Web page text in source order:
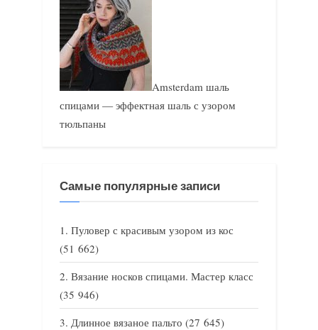
Amsterdam шаль
спицами — эффектная шаль с узором
тюльпаны
Самые популярные записи
Пуловер с красивым узором из кос
(51 662)
Вязание носков спицами. Мастер класс
(35 946)
Длинное вязаное пальто (27 645)